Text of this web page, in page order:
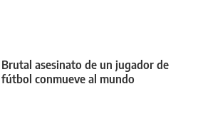
Brutal asesinato de un jugador de
fútbol conmueve al mundo